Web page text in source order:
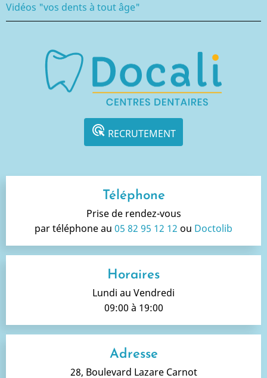
Vidéos "vos dents à tout âge"
ads_click RECRUTEMENT
Téléphone
Prise de rendez-vous
par téléphone au 05 82 95 12 12 ou Doctolib
Horaires
Lundi au Vendredi
09:00 à 19:00
Adresse
28, Boulevard Lazare Carnot